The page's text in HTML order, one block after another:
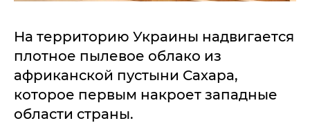
На территорию Украины надвигается
плотное пылевое облако из
африканской пустыни Сахара,
которое первым накроет западные
области страны.